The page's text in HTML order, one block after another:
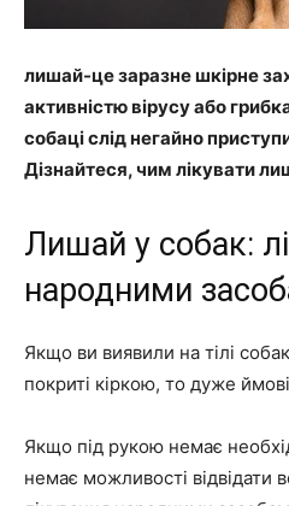
лишай-цезаразнешкірне
активністювірусуабо
собацісліднегайно
Дізнайтеся, чим лікувати
Лишай у собак:
народними
Якщо ви виявили на тілі
покриті кіркою, то дуже
Якщо під рукою немає
немає можливості відвідати